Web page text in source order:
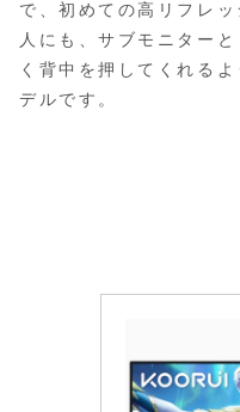
で、初めての高リフレ
人にも、サブモニター
く背中を押してくれる
デルです。